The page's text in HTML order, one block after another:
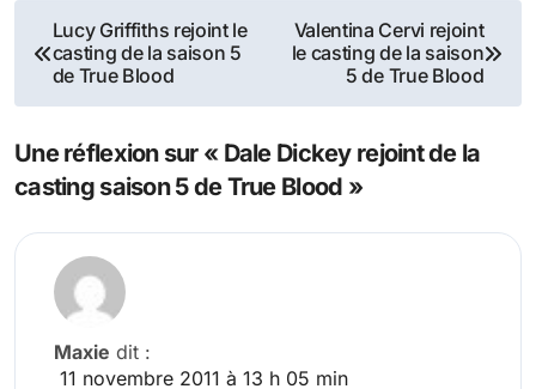
Navigation
de
l’article
Lucy Griffiths rejoint le
casting de la saison 5
de True Blood
Valentina Cervi rejoint
le casting de la saison
5 de True Blood
Une réflexion sur « Dale Dickey rejoint de la
casting saison 5 de True Blood »
Maxie dit :
11 novembre 2011 à 13 h 05 min